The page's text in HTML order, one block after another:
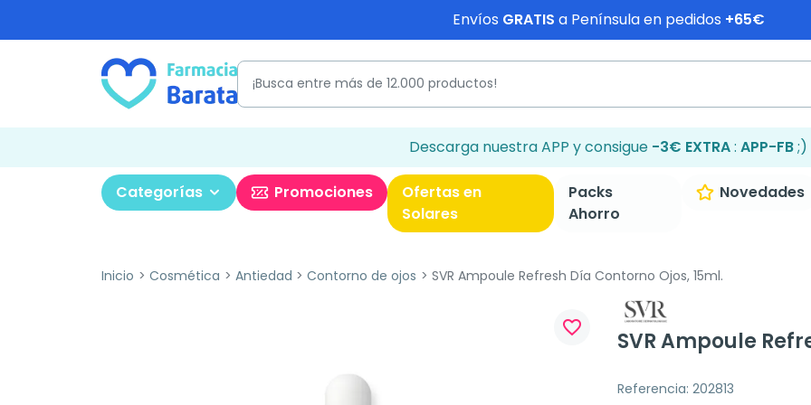
Envíos GRATIS a Península en pedidos +65€
Descarga nuestra APP y consigue -3€ EXTRA: APP-FB;)
Categorías Promociones
Ofertas en
Solares
Packs
Ahorro
Novedades
Inicio Cosmética Antiedad Contorno de ojos SVR Ampoule Refresh Día Contorno Ojos, 15ml.
favorite_border
SVR Ampoule
Referencia: 202813